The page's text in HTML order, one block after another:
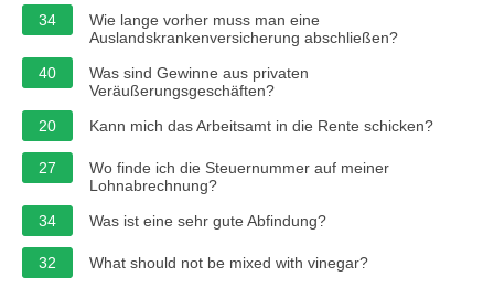
34
Wie lange vorher muss man eine
Auslandskrankenversicherung abschließen?
40
Was sind Gewinne aus privaten
Veräußerungsgeschäften?
20
Kann mich das Arbeitsamt in die Rente schicken?
27
Wo finde ich die Steuernummer auf meiner
Lohnabrechnung?
34
Was ist eine sehr gute Abfindung?
32 What should not be mixed with vinegar?